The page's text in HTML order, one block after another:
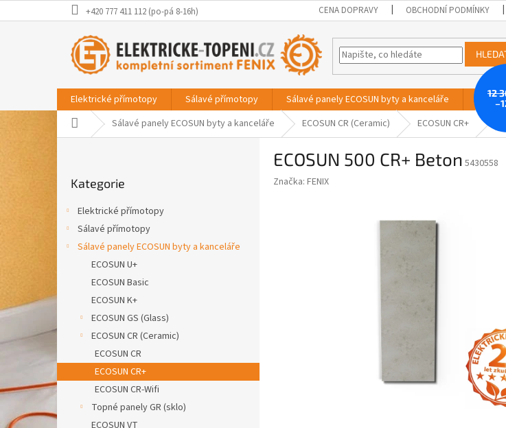
na
+420 777 411 112 (po-pá 8-16h) CENA DOPRAVY OBCHODNÍ PODMÍNKY
Elektrické přímotopy Sálavé přímotopy Sálavé panely ECOSUN byty a kanceláře
Domů Sálavé panely ECOSUN byty a kanceláře ECOSUN CR (Ceramic) ECOSUN CR+
a
e
kategorie
Kategorie
Elektrické přímotopy
Sálavé přímotopy
Sálavé panely ECOSUN byty a kanceláře
ECOSUN U+
ECOSUN Basic
ECOSUN K+
ECOSUN GS (Glass)
ECOSUN CR (Ceramic)
ECOSUN CR
ECOSUN CR+
ECOSUN CR-Wifi
Topné panely GR (sklo)
ECOSUN VT
ECOSUN 500 CR+ Beton 5430558
Značka: FENIX
12